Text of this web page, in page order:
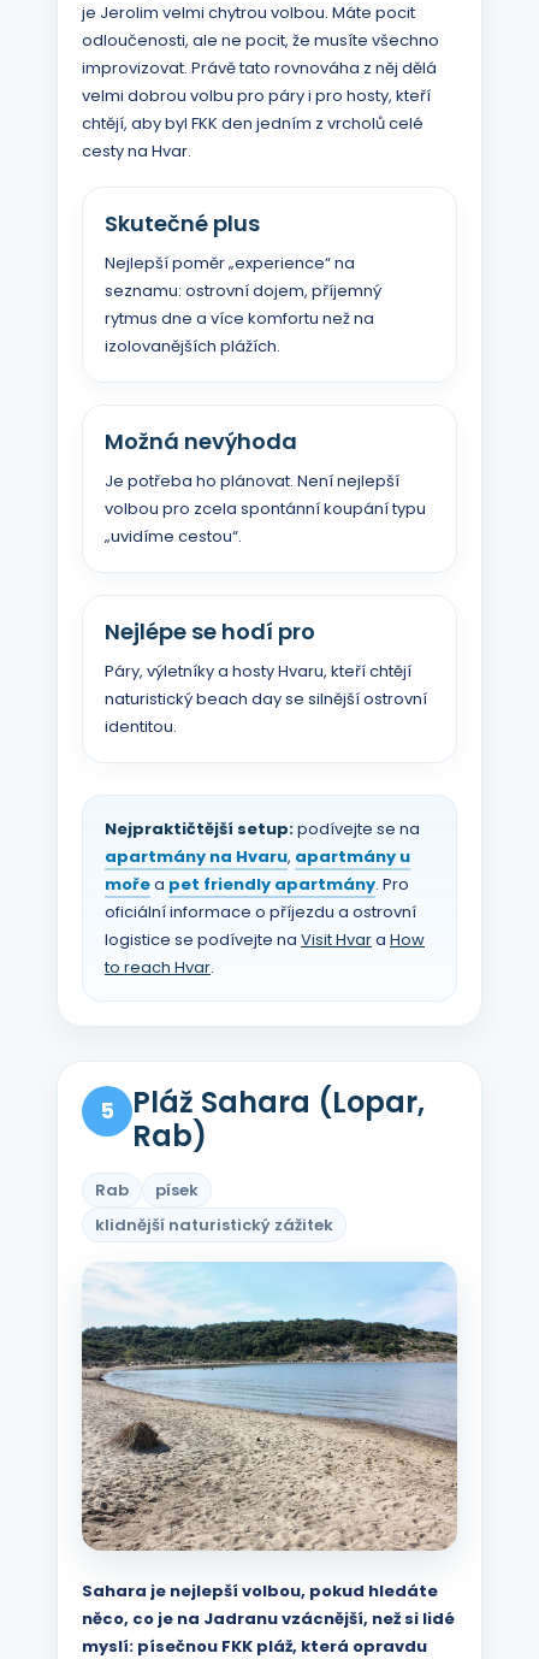
je Jerolim velmi chytrou volbou. Máte pocit
odloučenosti, ale ne pocit, že musíte všechno
improvizovat. Právě tato rovnováha z něj dělá
velmi dobrou volbu pro páry i pro hosty, kteří
chtějí, aby byl FKK den jedním z vrcholů celé
cesty na Hvar.
Skutečné plus
Nejlepší poměr „experience“ na
seznamu: ostrovní dojem, příjemný
rytmus dne a více komfortu než na
izolovanějších plážích.
Možná nevýhoda
Je potřeba ho plánovat. Není nejlepší
volbou pro zcela spontánní koupání typu
„uvidíme cestou“.
Nejlépe se hodí pro
Páry, výletníky a hosty Hvaru, kteří chtějí
naturistický beach day se silnější ostrovní
identitou.
Nejpraktičtější setup:podívejte se na
apartmány na Hvaru, apartmány u
mořea pet friendly apartmány. Pro
oficiální informace o příjezdu a ostrovní
logistice se podívejte na Visit Hvara How
to reach Hvar.
5
Pláž Sahara (Lopar,
Rab)
Rab
písek
klidnější naturistický zážitek
Sahara je nejlepší volbou, pokud hledáte
něco, co je na Jadranu vzácnější, než si lidé
myslí: písečnou FKK pláž, která opravdu